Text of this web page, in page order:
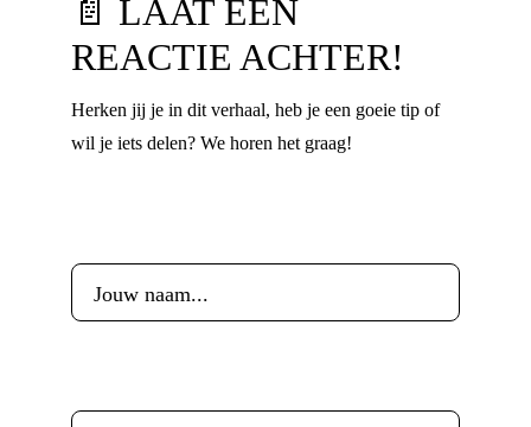
📄 LAAT EEN
REACTIE ACHTER!
Herken jij je in dit verhaal, heb je een goeie tip of
wil je iets delen? We horen het graag!